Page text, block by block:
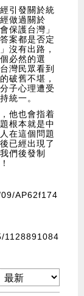
引發關於統
做過關於
保護台灣」
案都是否定
沒有出路，
必然的選
灣民眾看到
破舊不堪，
子心理遭受
統一。
他也會指着
根本就是中
在這個問題
已經出現了
們後發制
AP62f174
1128891084